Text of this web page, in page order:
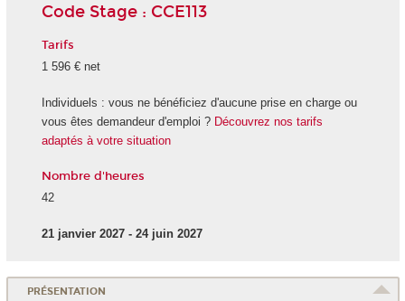
Code Stage : CCE113
Tarifs
1 596 € net
Individuels : vous ne bénéficiez d'aucune prise en charge ou
vous êtes demandeur d'emploi ? Découvrez nos tarifs
adaptés à votre situation
Nombre d'heures
42
21 janvier 2027 - 24 juin 2027
PRÉSENTATION